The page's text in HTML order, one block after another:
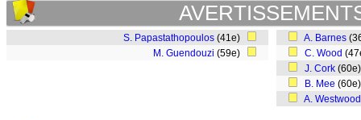
S. Papastathopoulos (41e)
M. Guendouzi (59e)
A. Barnes
C. Wood
J. Cork
B. Mee
A. Westwood